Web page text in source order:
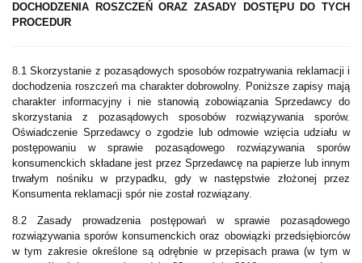
DOCHODZENIA ROSZCZEŃ ORAZ ZASADY DOSTĘPU DO TYCH
PROCEDUR
8.1 Skorzystanie z pozasądowych sposobów rozpatrywania reklamacji i
dochodzenia roszczeń ma charakter dobrowolny. Poniższe zapisy mają
charakter informacyjny i nie stanowią zobowiązania Sprzedawcy do
skorzystania z pozasądowych sposobów rozwiązywania sporów.
Oświadczenie Sprzedawcy o zgodzie lub odmowie wzięcia udziału w
postępowaniu w sprawie pozasądowego rozwiązywania sporów
konsumenckich składane jest przez Sprzedawcę na papierze lub innym
trwałym nośniku w przypadku, gdy w następstwie złożonej przez
Konsumenta reklamacji spór nie został rozwiązany.
8.2 Zasady prowadzenia postępowań w sprawie pozasądowego
rozwiązywania sporów konsumenckich oraz obowiązki przedsiębiorców
w tym zakresie określone są odrębnie w przepisach prawa (w tym w